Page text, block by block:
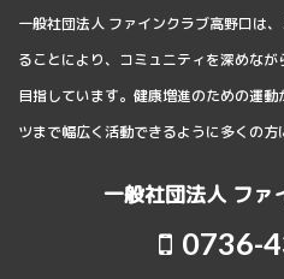
一般社団法人 ファインクラブ高野口は
ることにより、コミュニティを深めな
目指しています。健康増進のための運
ツまで幅広く活動できるように多くの
一般社団法人 ファ
0736-